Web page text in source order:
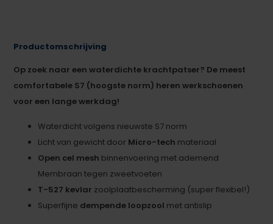
Productomschrijving
Op zoek naar een waterdichte krachtpatser? De meest
comfortabele S7 (hoogste norm) heren werkschoenen
voor een lange werkdag!
Waterdicht volgens nieuwste S7 norm
Licht van gewicht door Micro-tech materiaal
Open cel mesh binnenvoering met ademend
Membraan tegen zweetvoeten
T-527 kevlar zoolplaatbescherming (super flexibel!)
Superfijne dempende loopzool met antislip